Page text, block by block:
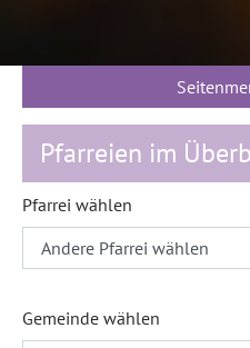
Pfarreien im
Pfarrei wählen
Gemeinde wählen